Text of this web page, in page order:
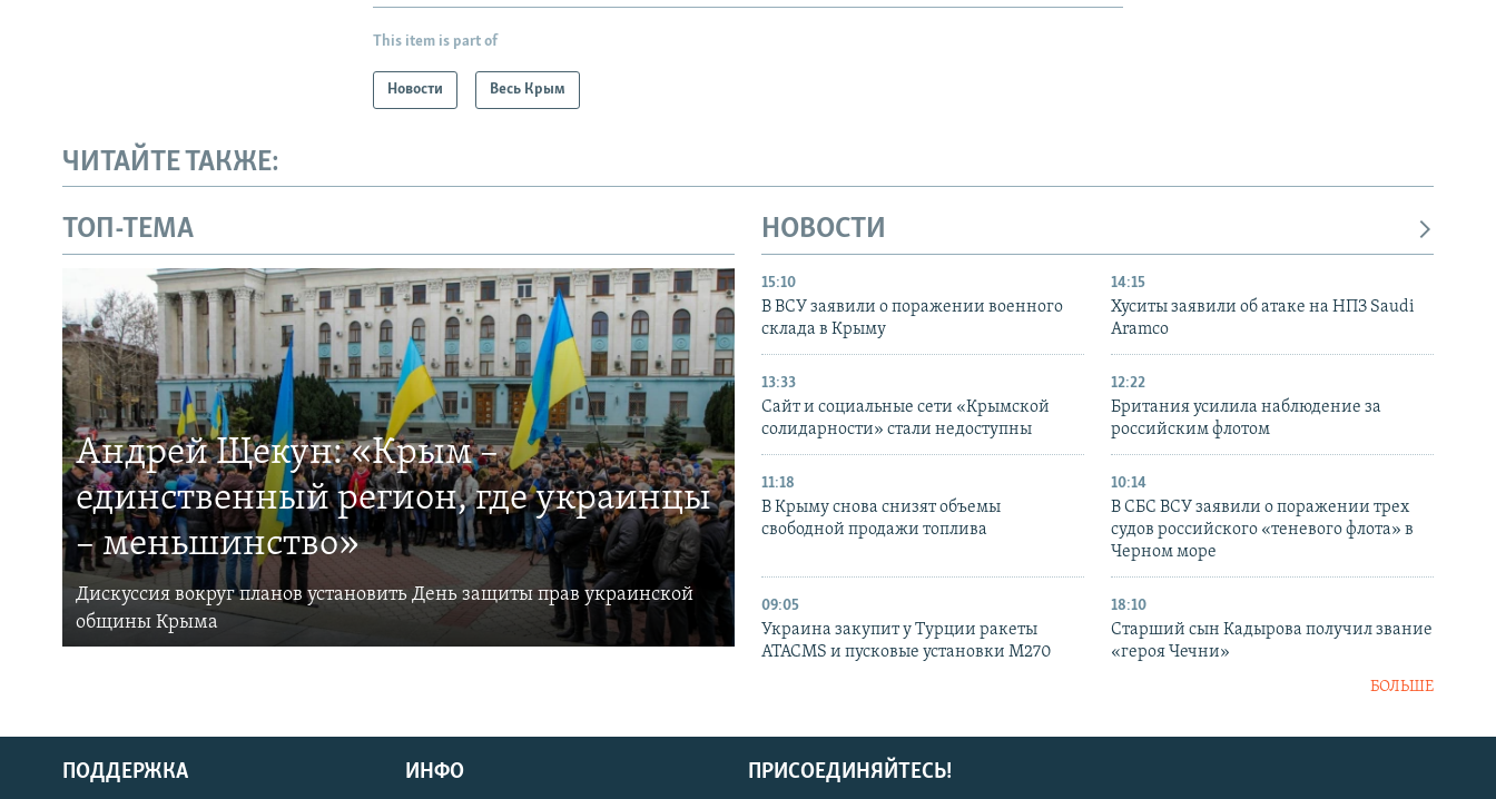
This item is part of
Новости Весь Крым
ЧИТАЙТЕ ТАКЖЕ:
ТОП-ТЕМА
Андрей Щекун: «Крым –
единственный регион, где украинцы
– меньшинство»
Дискуссия вокруг планов установить День защиты прав украинской
общины Крыма
НОВОСТИ
15:10
В ВСУ заявили о поражении военного
склада в Крыму
14:15
Хуситы заявили об атаке на НПЗ Saudi
Aramco
13:33
Сайт и социальные сети «Крымской
солидарности» стали недоступны
12:22
Британия усилила наблюдение за
российским флотом
11:18
В Крыму снова снизят объемы
свободной продажи топлива
10:14
В СБС ВСУ заявили о поражении трех
судов российского «теневого флота» в
Черном море
09:05
Украина закупит у Турции ракеты
ATACMS и пусковые установки M270
18:10
Старший сын Кадырова получил звание
«героя Чечни»
БОЛЬШЕ
ПРИСОЕДИНЯЙТЕСЬ!
ПОДДЕРЖКА ИНФО